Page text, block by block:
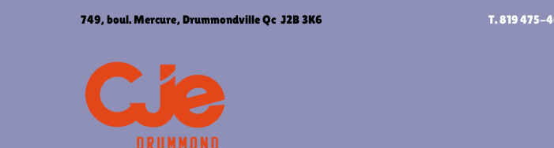
749, boul. Mercure, Drummondville Qc J2B 3K6 T. 819 475-